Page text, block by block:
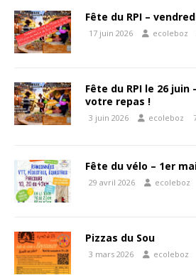
Fête du RPI –
17 juin 2026 ecoleboz
Fête du RPI le 26
votre repas !
3 juin 2026 ecoleboz
Fête du vélo – 1er
29 avril 2026 ecoleboz
Pizzas du Sou
3 mars 2026 ecoleboz